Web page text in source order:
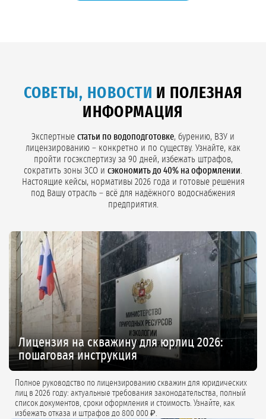
СОВЕТЫ, НОВОСТИ И ПОЛЕЗНАЯ
ИНФОРМАЦИЯ
Экспертные статьи по водоподготовке, бурению, ВЗУ и
лицензированию – конкретно и по существу. Узнайте, как
пройти госэкспертизу за 90 дней, избежать штрафов,
сократить зоны ЗСО и сэкономить до 40% на оформлении
Настоящие кейсы, нормативы 2026 года и готовые решения
под Вашу отрасль – всё для надёжного водоснабжения
предприятия.
Лицензия на скважину для юрлиц 2026:
пошаговая инструкция
Полное руководство по лицензированию скважин для юридических
лиц в 2026 году: актуальные требования законодательства, полный
список документов, сроки оформления и стоимость. Узнайте, как
избежать отказа и штрафов до 800 000 ₽.